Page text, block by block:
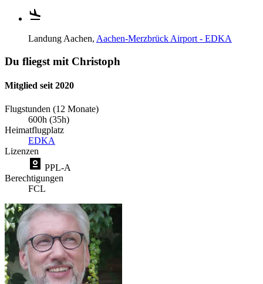
Landung Aachen, Aachen-Merzbrück Airport - EDKA
Du fliegst mit Christoph
Mitglied seit 2020
Flugstunden (12 Monate)
600h (35h)
Heimatflugplatz
EDKA
Lizenzen
PPL-A
Berechtigungen
FCL